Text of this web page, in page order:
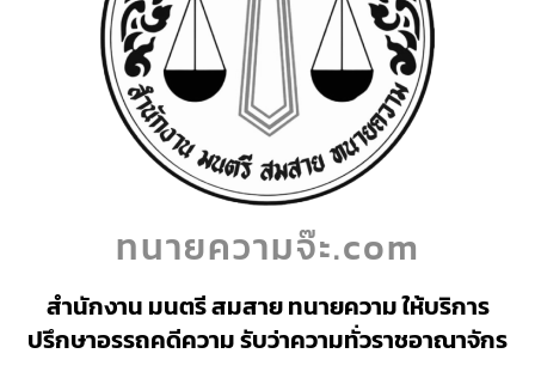
ทนายความจ๊ะ.com
สำนักงาน มนตรี สมสาย ทนายความ ให้บริการ
ปรึกษาอรรถคดีความ รับว่าความทั่วราชอาณาจักร